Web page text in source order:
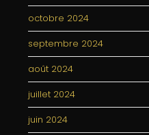
octobre 2024
septembre 2024
août 2024
juillet 2024
juin 2024